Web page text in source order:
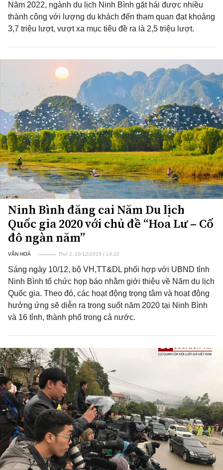
Năm 2022, ngành du lịch Ninh Bình gặt hái được nhiều
thành công với lượng du khách đến tham quan đạt khoảng
3,7 triệu lượt, vượt xa mục tiêu đề ra là 2,5 triệu lượt.
Ninh Bình đăng cai Năm Du lịch
Quốc gia 2020 với chủ đề “Hoa Lư – Cố
đô ngàn năm”
VĂN HOÁ Thứ 3, 10/12/2019 | 14:22
Sáng ngày 10/12, bộ VH,TT&DL phối hợp với UBND tỉnh
Ninh Bình tổ chức họp báo nhằm giới thiệu về Năm du lịch
Quốc gia. Theo đó, các hoạt động trọng tâm và hoạt động
hưởng ứng sẽ diễn ra trong suốt năm 2020 tại Ninh Bình
và 16 tỉnh, thành phố trong cả nước.